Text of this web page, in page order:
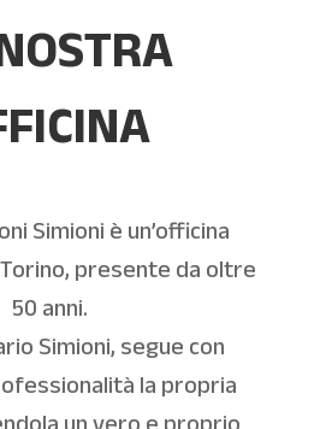
Simioni è un’officina
presente da oltre
50 anni.
Simioni, segue con
la propria